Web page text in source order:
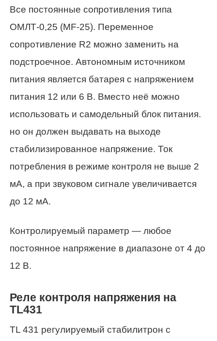
Все постоянные сопротивления типа
ОМЛТ-0,25 (MF-25). Переменное
сопротивление R2 можно заменить на
подстроечное. Автономным источником
питания является батарея с напряжением
питания 12 или 6 В. Вместо неё можно
использовать и самодельный блок питания.
но он должен выдавать на выходе
стабилизированное напряжение. Ток
потребления в режиме контроля не выше 2
мА, а при звуковом сигнале увеличивается
до 12 мА.
Контролируемый параметр — любое
постоянное напряжение в диапазоне от 4 до
12 В.
Реле контроля напряжения на
TL431
TL 431 регулируемый стабилитрон с